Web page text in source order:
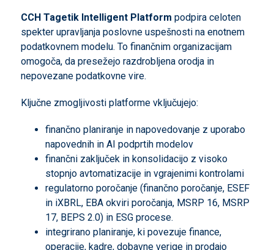
CCH Tagetik Intelligent Platform podpira celoten
spekter upravljanja poslovne uspešnosti na enotnem
podatkovnem modelu. To finančnim organizacijam
omogoča, da presežejo razdrobljena orodja in
nepovezane podatkovne vire.
Ključne zmogljivosti platforme vključujejo:
finančno planiranje in napovedovanje z uporabo
napovednih in AI podprtih modelov
finančni zaključek in konsolidacijo z visoko
stopnjo avtomatizacije in vgrajenimi kontrolami
regulatorno poročanje (finančno poročanje, ESEF
in iXBRL, EBA okviri poročanja, MSRP 16, MSRP
17, BEPS 2.0) in ESG procese.
integrirano planiranje, ki povezuje finance,
operacije, kadre, dobavne verige in prodajo